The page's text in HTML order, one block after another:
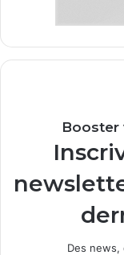
Booster
Des